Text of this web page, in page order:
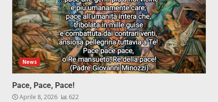
News
Pace, Pace, Pace!
Aprile 8, 2026 622